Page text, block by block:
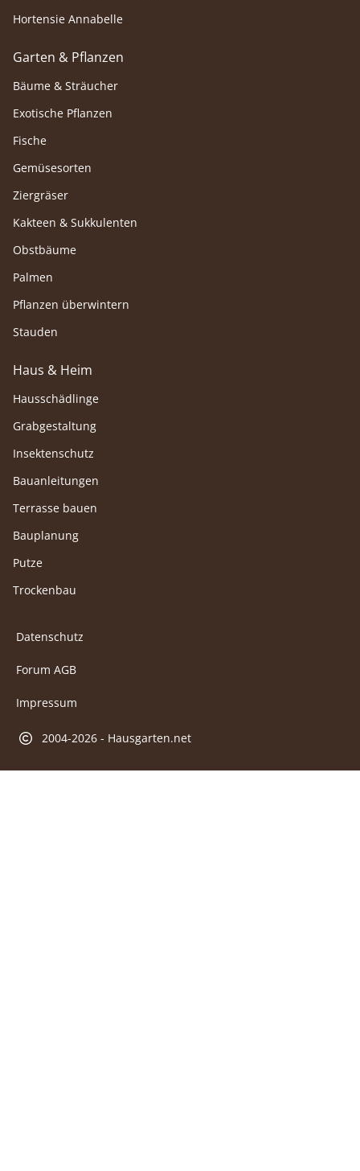
Hortensie Annabelle
Garten & Pflanzen
Bäume & Sträucher
Exotische Pflanzen
Fische
Gemüsesorten
Ziergräser
Kakteen & Sukkulenten
Obstbäume
Palmen
Pflanzen überwintern
Stauden
Haus & Heim
Hausschädlinge
Grabgestaltung
Insektenschutz
Bauanleitungen
Terrasse bauen
Bauplanung
Putze
Trockenbau
Datenschutz
Forum AGB
Impressum
2004-2026 - Hausgarten.net